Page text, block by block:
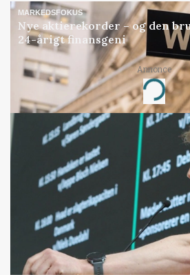
MARKEDSFOKUS
Nye aktierekorder – og den
24-årigt finansgeni
Annonce
Loading...